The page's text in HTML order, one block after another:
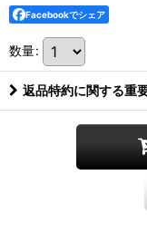
Facebookでシェア
数量:
返品特約に関する重